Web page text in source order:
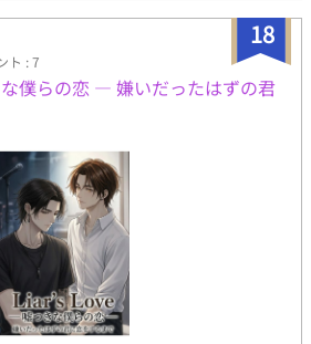
たサブキャラがメインの話です。 ご興
らの方も覗いてくださればとっても嬉
18
ト : 7
僕らの恋 ― 嫌いだったはずの君